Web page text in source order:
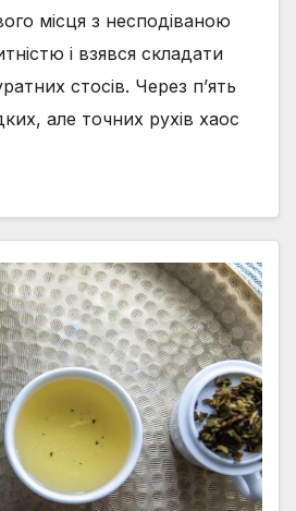
місця з несподіваною
і взявся складати
стосів. Через п’ять
але точних рухів хаос